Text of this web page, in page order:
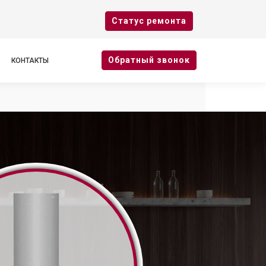
Cтатус ремонта
КОНТАКТЫ Oбратный звонок